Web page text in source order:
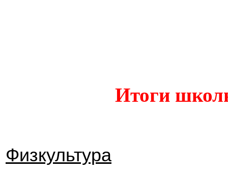
Итоги
Физкультура